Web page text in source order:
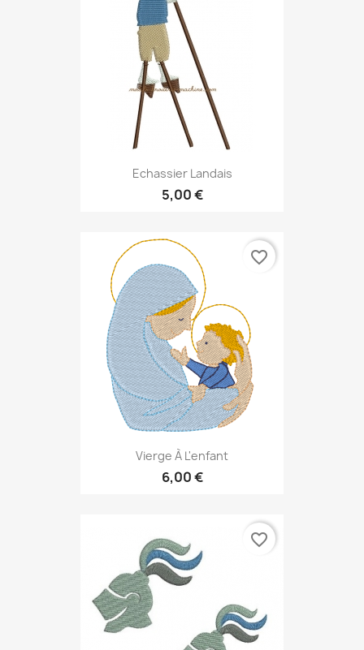
Echassier Landais
5,00 €
Vierge À L'enfant
6,00 €
favorite_border
favorite_border